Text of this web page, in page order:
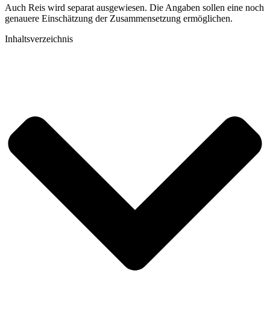
Auch Reis wird separat ausgewiesen. Die Angaben sollen eine noch
genauere Einschätzung der Zusammensetzung ermöglichen.
Inhaltsverzeichnis​